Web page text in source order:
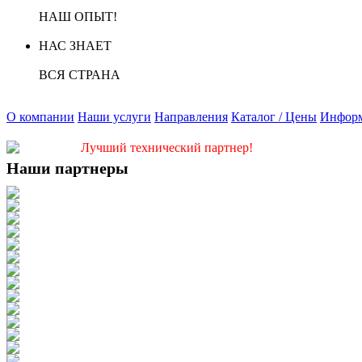
НАШ ОПЫТ!
НАС ЗНАЕТ
ВСЯ СТРАНА
О компании Наши услуги Направления Каталог / Цены
Лучший технический партнер!
Наши партнеры